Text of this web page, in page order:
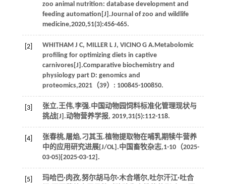
zoo animal nutrition: database development and
feeding automation[J].Journal of zoo and wildlife
medicine,2020,51(3):456-465.
[2] WHITHAM J C, MILLER L J, VICINO G A.Metabolomic
profiling for optimizing diets in captive
carnivores[J].Comparative biochemistry and
physiology part D: genomics and
proteomics,2021（39）: 100845-100850.
[3]
张立,王伟,李强.中国动物园饲料标准化管理现状与
挑战[J].动物营养学报, 2019,31(5):112-118.
[4]
张春桃,屠焰,刁其玉.植物提取物在哺乳期犊牛营养
中的应用研究进展[J/OL].中国畜牧杂志,1-10（2025-
03-05)[2025-03-12].
[5]
玛哈巴·肉孜,努尔胡马尔·木合塔尔,吐尔汗江·吐合